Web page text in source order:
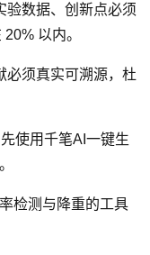
验数据、创新点必须
以内。
必须真实可溯源，杜
使用千笔AI一键生
检测与降重的工具